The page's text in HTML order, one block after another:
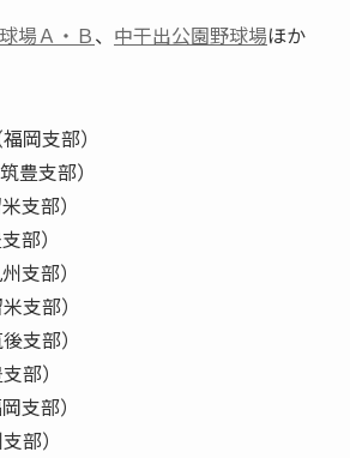
場Ａ・Ｂ、 中干出公園野球場ほか
ークス（福岡支部）
豊支部）
支部）
部）
支部）
支部）
支部）
部）
支部）
部）